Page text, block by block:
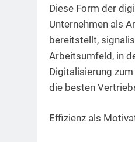
Diese Form der
Unternehmen als
bereitstellt,
Arbeitsumfeld, in
Digitalisierung
die besten
Effizienz als